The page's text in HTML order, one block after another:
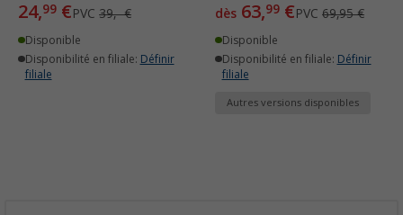
24,99 €PVC 39,- €
Disponible
Disponibilité en filiale: Définir
filiale
dès 63,99 €PVC 69,95 €
Disponible
Disponibilité en filiale: Définir
filiale
Autres versions disponibles